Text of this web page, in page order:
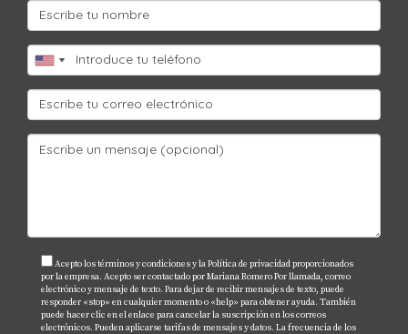
Acepto los términos y condiciones y la Política de privacidad proporcionados
por la empresa. Acepto ser contactado por Mariana Romero Por llamada, correo
electrónico y mensaje de texto. Para dejar de recibir mensajes de texto, puede
responder «stop» en cualquier momento o «help» para obtener ayuda. También
puede hacer clic en el enlace para cancelar la suscripción en los correos
electrónicos. Pueden aplicarse tarifas de mensajes y datos. La frecuencia de los